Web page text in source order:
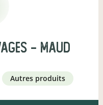
- Maud
autres produits